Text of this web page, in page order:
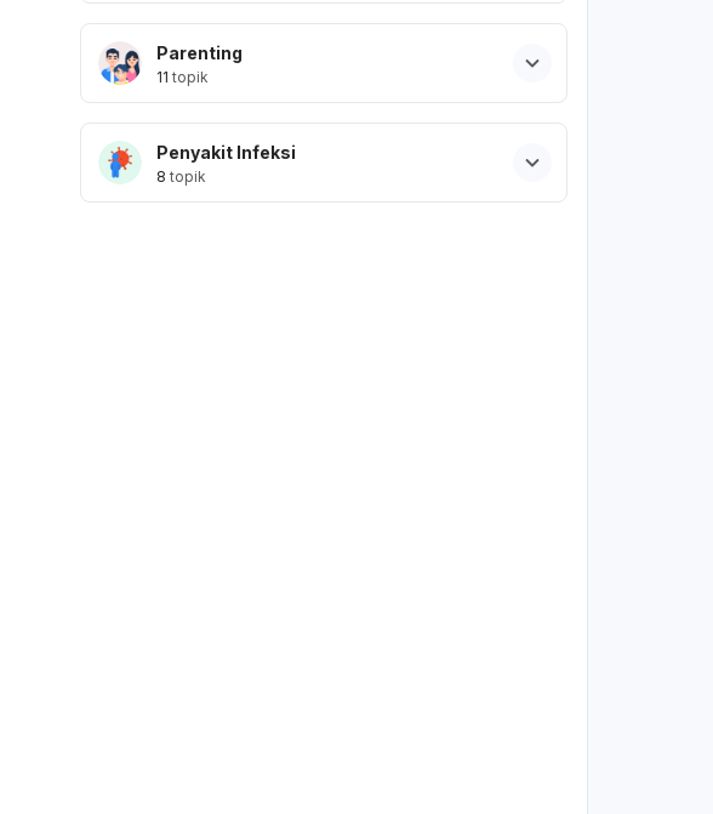
Parenting
11 topik
Penyakit Infeksi
8 topik